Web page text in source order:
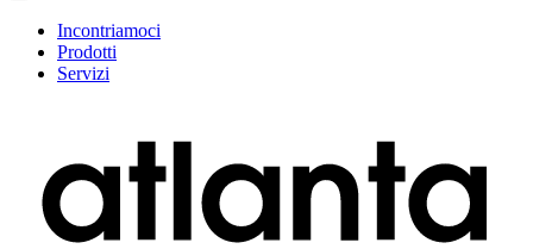
Incontriamoci
Prodotti
Servizi